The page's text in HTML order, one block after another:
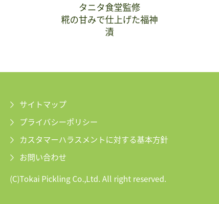
タニタ食堂監修
糀の甘みで仕上げた福神
漬
(C)Tokai Pickling Co.,Ltd. All right reserved.
サイトマップ
プライバシーポリシー
カスタマーハラスメントに対する基本方針
お問い合わせ